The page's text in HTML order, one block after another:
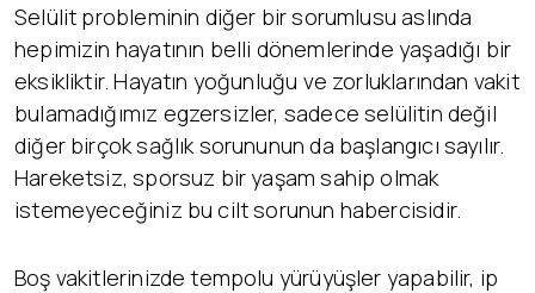
Selülit probleminin diğer bir sorumlusu aslında
hepimizin hayatının belli dönemlerinde yaşadığı bir
eksikliktir. Hayatın yoğunluğu ve zorluklarından vakit
bulamadığımız egzersizler, sadece selülitin değil
diğer birçok sağlık sorununun da başlangıcı sayılır.
Hareketsiz, sporsuz bir yaşam sahip olmak
istemeyeceğiniz bu cilt sorunun habercisidir.
Boş vakitlerinizde tempolu yürüyüşler yapabilir, ip